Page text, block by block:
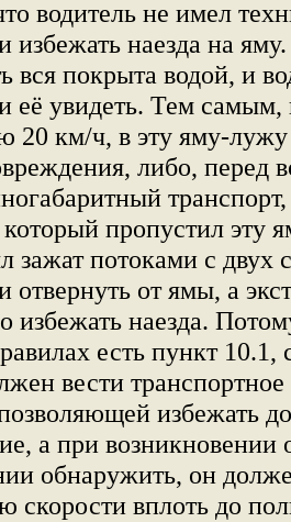
водитель не имел
избежать наезда на
вся покрыта водой, и
её увидеть. Тем самым,
20 км/ч, в эту яму-
либо, перед
который пропустил эту
зажат потоками с двух
отвернуть от ямы, а
избежать наезда.
есть пункт 10.1,
вести транспортное
избежать
а при возникновении
обнаружить, он
скорости вплоть до